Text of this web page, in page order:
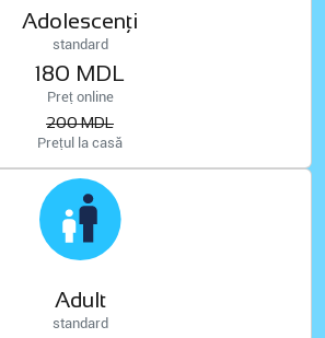
Adolescenți
standard
180 MDL
Preț online
200 MDL
Prețul la casă
Adult
standard